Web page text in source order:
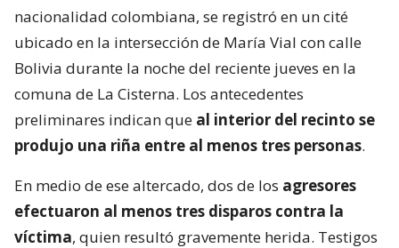
nacionalidad colombiana, se registró en un cité
ubicado en la intersección de María Vial con calle
Bolivia durante la noche del reciente jueves en la
comuna de La Cisterna. Los antecedentes
preliminares indican que al interior del recinto se
produjo una riña entre al menos tres personas.
En medio de ese altercado, dos de los agresores
efectuaron al menos tres disparos contra la
víctima, quien resultó gravemente herida. Testigos